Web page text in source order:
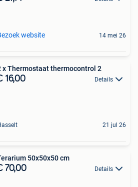
website 14 mei 26
x Thermostaat thermocontrol 2
16,00 Details
21 jul 26
50x50x50 cm
70,00 Details